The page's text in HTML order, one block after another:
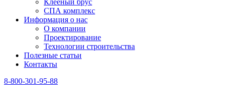
Клееный брус
СПА комплекс
Информация о нас
О компании
Проектирование
Технологии строительства
Полезные статьи
Контакты
8-800-301-95-88